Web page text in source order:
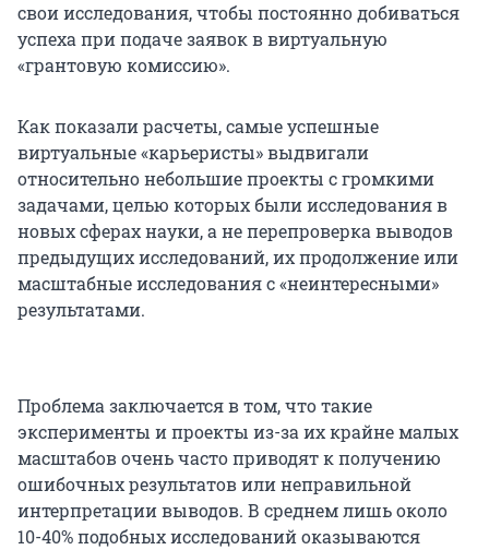
свои исследования, чтобы постоянно добиваться
успеха при подаче заявок в виртуальную
«грантовую комиссию».
Как показали расчеты, самые успешные
виртуальные «карьеристы» выдвигали
относительно небольшие проекты с громкими
задачами, целью которых были исследования в
новых сферах науки, а не перепроверка выводов
предыдущих исследований, их продолжение или
масштабные исследования с «неинтересными»
результатами.
Проблема заключается в том, что такие
эксперименты и проекты из-за их крайне малых
масштабов очень часто приводят к получению
ошибочных результатов или неправильной
интерпретации выводов. В среднем лишь около
10-40% подобных исследований оказываются